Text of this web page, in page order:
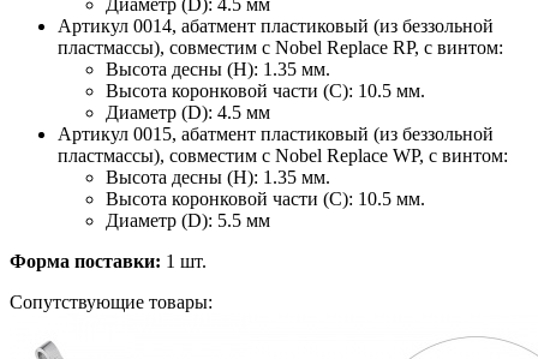
Диаметр (D): 4.5 мм
Артикул 0014, абатмент пластиковый (из беззольной
пластмассы), совместим с Nobel Replace RP, с винтом:
Высота десны (H): 1.35 мм.
Высота коронковой части (C): 10.5 мм.
Диаметр (D): 4.5 мм
Артикул 0015, абатмент пластиковый (из беззольной
пластмассы), совместим с Nobel Replace WP, с винтом:
Высота десны (H): 1.35 мм.
Высота коронковой части (C): 10.5 мм.
Диаметр (D): 5.5 мм
Форма поставки: 1 шт.
Сопутствующие товары: